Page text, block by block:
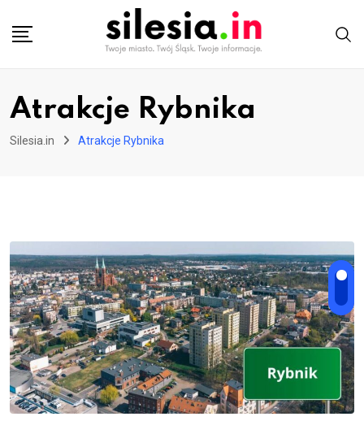
Atrakcje Rybnika
Silesia.in Atrakcje Rybnika